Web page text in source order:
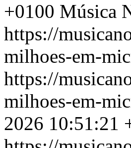
+0100 Música
https://
milhoes-em-
https://
milhoes-em-
2026 10:51:21